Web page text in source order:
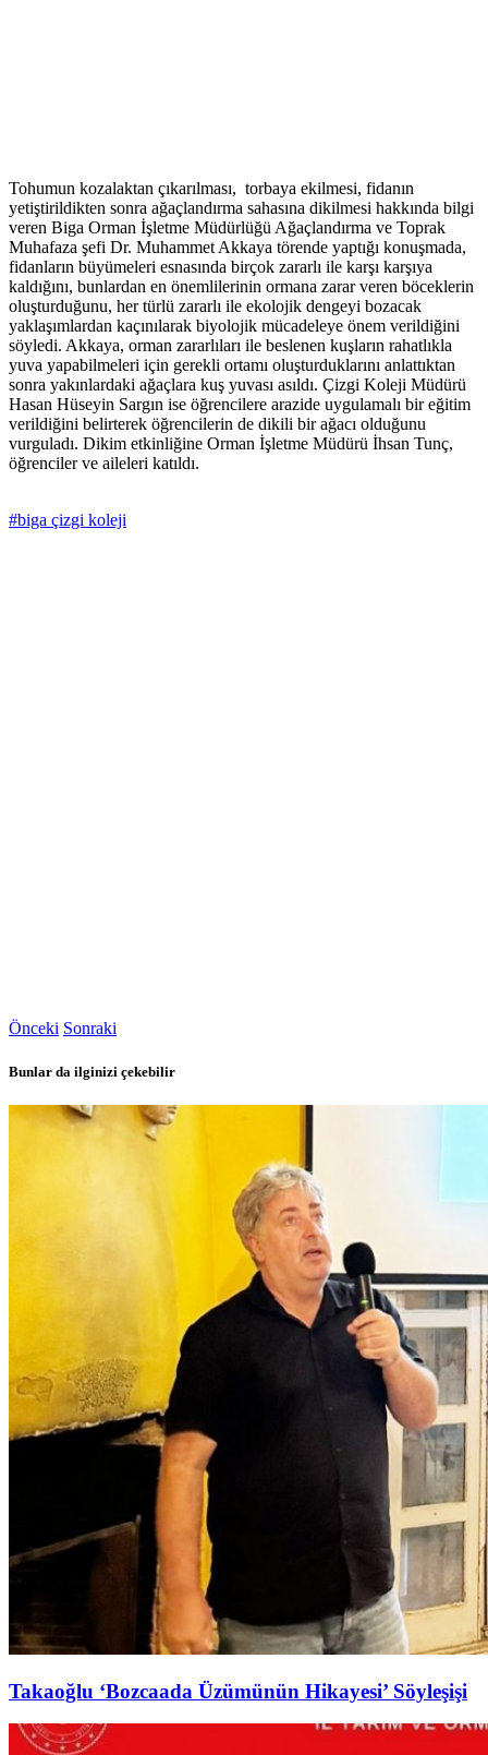
Tohumun kozalaktan çıkarılması, torbaya ekilmesi, fidanın
yetiştirildikten sonra ağaçlandırma sahasına dikilmesi hakkında bilgi
veren Biga Orman İşletme Müdürlüğü Ağaçlandırma ve Toprak
Muhafaza şefi Dr. Muhammet Akkaya törende yaptığı konuşmada,
fidanların büyümeleri esnasında birçok zararlı ile karşı karşıya
kaldığını, bunlardan en önemlilerinin ormana zarar veren böceklerin
oluşturduğunu, her türlü zararlı ile ekolojik dengeyi bozacak
yaklaşımlardan kaçınılarak biyolojik mücadeleye önem verildiğini
söyledi. Akkaya, orman zararlıları ile beslenen kuşların rahatlıkla
yuva yapabilmeleri için gerekli ortamı oluşturduklarını anlattıktan
sonra yakınlardaki ağaçlara kuş yuvası asıldı. Çizgi Koleji Müdürü
Hasan Hüseyin Sargın ise öğrencilere arazide uygulamalı bir eğitim
verildiğini belirterek öğrencilerin de dikili bir ağacı olduğunu
vurguladı. Dikim etkinliğine Orman İşletme Müdürü İhsan Tunç,
öğrenciler ve aileleri katıldı.
#biga çizgi koleji
Önceki Sonraki
Bunlar da ilginizi çekebilir
Takaoğlu ‘Bozcaada Üzümünün Hikayesi’ Söyleşişi